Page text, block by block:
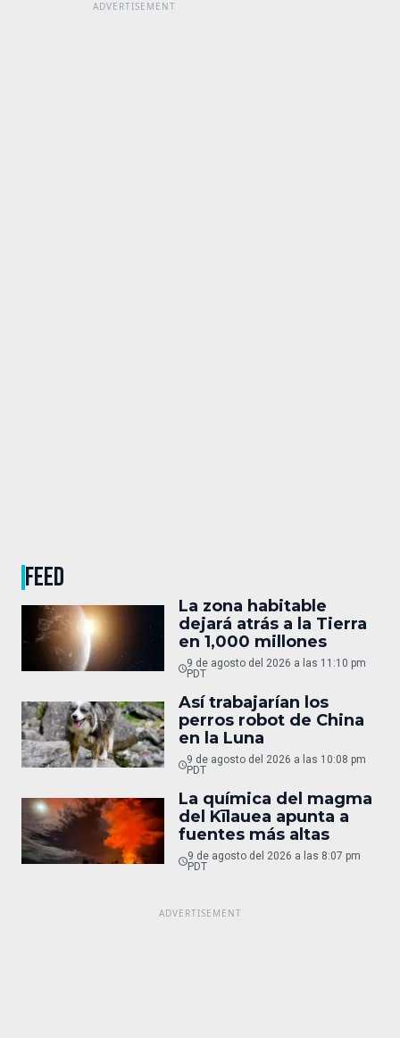
FEED
La zona habitable
dejará atrás a la Tierra
en 1,000 millones
9 de agosto del 2026 a las 11:10 pm
PDT
Así trabajarían los
perros robot de China
en la Luna
9 de agosto del 2026 a las 10:08 pm
PDT
La química del magma
del Kīlauea apunta a
fuentes más altas
9 de agosto del 2026 a las 8:07 pm
PDT